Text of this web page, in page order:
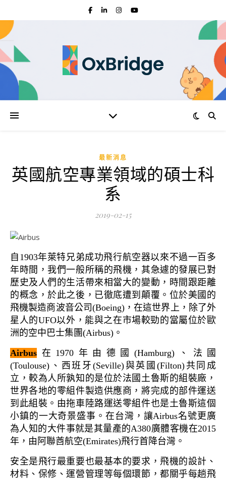
最新消息
英國航空專業領域的碩士科
系
2019-02-15
自1903年萊特兄弟成功飛行航空器以來不過一百多
年時間，我們一般所稱的飛機，其急遽的發展已對
歷史及人們的生活帶來相當大的變動，時間跟距離
的概念，於此之後，已徹底遭到顛覆。位於美國的
飛機製造商波音公司(Boeing)，在這世界上，除了外
星人的UFO以外，能與之在市場較勁的當屬位於歐
洲的空中巴士集團(Airbus)。
Airbus 在1970年由德國(Hamburg)、法國
(Toulouse)、西班牙(Seville)與英國(Filton)共同成
立，較為人所孰知的是位於法國土魯斯的組裝廠，
世界各地的零組件製造供應商，將完成的部件運送
到此組裝。由拖車陸路運送零組件也是土魯斯這個
小鎮的一大奇景盛事。在台灣，讓Airbus名號更廣
為人知的大件事就是其量產的A380廣體客機在2015
年，由阿聯酋航空(Emirates)飛行首降台灣。
安全是飛行最重要也最基本的要求，飛機的設計、
材料、保修、運營管理等每個環節，都關乎每趟飛